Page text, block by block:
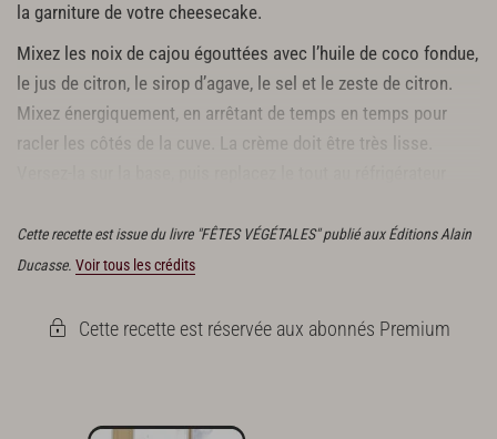
la garniture de votre cheesecake.
Mixez les noix de cajou égouttées avec l’huile de coco fondue,
le jus de citron, le sirop d’agave, le sel et le zeste de citron.
Mixez énergiquement, en arrêtant de temps en temps pour
racler les côtés de la cuve. La crème doit être très lisse.
Cette recette est issue du livre "FÊTES VÉGÉTALES" publié aux Éditions Alain
Ducasse. Voir tous les crédits
Cette recette est réservée aux abonnés Premium